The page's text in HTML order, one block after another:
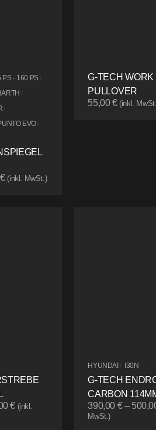
PS - 160 PS/
/
/
EVO/
€ (inkl. MwSt.)
G-TECH WORK
PULLOVER
55,00€ (inkl.
€ (inkl.
HYUNDAI / I30N
G-TECH
CARBON
390,00 €–
MwSt.)